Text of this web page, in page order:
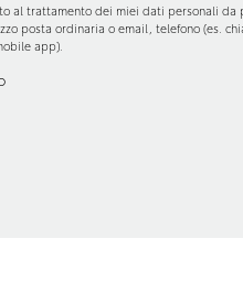
al trattamento dei miei dati personali
posta ordinaria o email, telefono (es.
app).